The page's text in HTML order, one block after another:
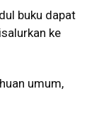
buku dapat
ke
umum,